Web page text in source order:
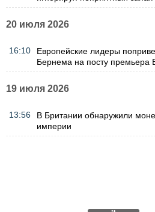
20 июля 2026
16:10
Европейские лидеры
Бернема на посту премьера
19 июля 2026
13:56
В Британии обнаружили
империи